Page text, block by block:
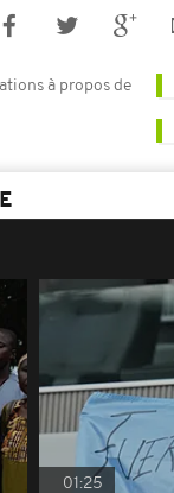
à propos de
01:25